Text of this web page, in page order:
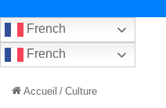
French
French
Accueil / Culture